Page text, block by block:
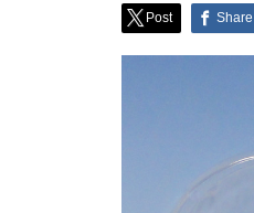
Post Share